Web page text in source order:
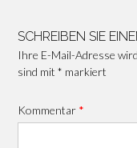
SCHREIBEN SIE
Ihre E-Mail-Adresse
sind mit * markiert
Kommentar *